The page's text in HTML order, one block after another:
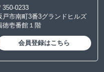
350-0233
戸市南町3番3グランドヒルズ
徳壱番館１階
会員登録はこちら